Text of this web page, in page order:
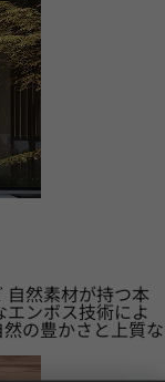
然素材が持つ本
ンボス技術によ
の豊かさと上質な